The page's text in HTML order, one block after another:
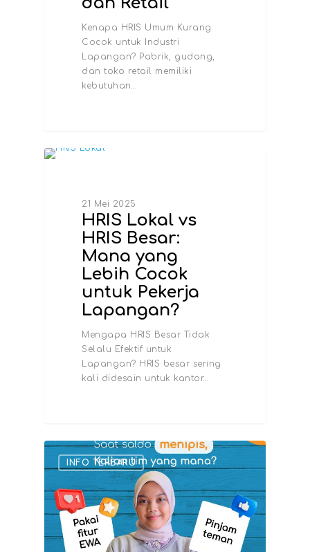
Kenapa HRIS Umum Kurang
Cocok untuk Industri
Lapangan? Pabrik, gudang,
dan toko retail memiliki
kebutuhan…
21 Mei 2025
HRIS Lokal vs
HRIS Besar:
Mana yang
Lebih Cocok
untuk Pekerja
Lapangan?
Mengapa HRIS Besar Tidak
Selalu Efektif untuk
Lapangan? HRIS besar sering
kali didesain untuk kantor…
INFO TERBARU